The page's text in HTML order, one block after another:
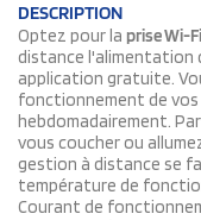
DESCRIPTION
Optez pour la prise Wi-
distance l'alimentation
application gratuite.
fonctionnement de
hebdomadairement.
vous coucher ou
gestion à distance se
température de
Courant de